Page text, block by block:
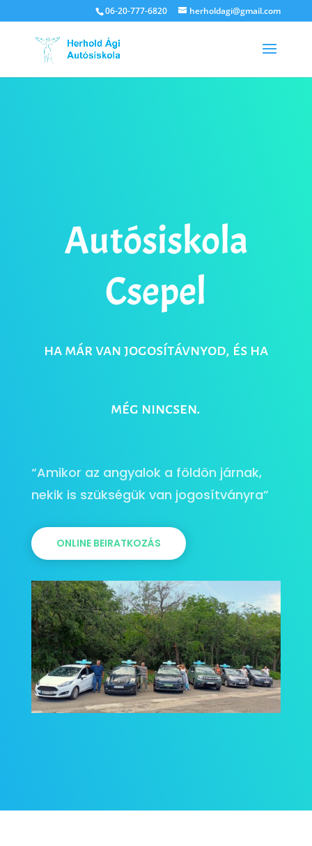
06-20-777-6820 herholdagi@gmail.com
Autósiskola
Csepel
ha már van jogosítávnyod, és ha
még nincsen.
“Amikor az angyalok a földön járnak,
nekik is szükségük van jogosítványra”
ONLINE BEIRATKOZÁS